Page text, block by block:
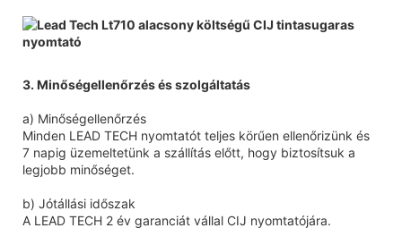
3. Minőségellenőrzés és szolgáltatás
a) Minőségellenőrzés
Minden LEAD TECH nyomtatót teljes körűen ellenőrizünk és
7 napig üzemeltetünk a szállítás előtt, hogy biztosítsuk a
legjobb minőséget.
b) Jótállási időszak
A LEAD TECH 2 év garanciát vállal CIJ nyomtatójára.